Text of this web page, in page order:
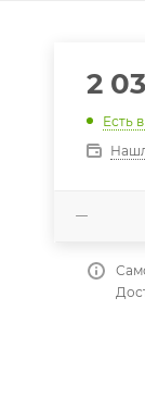
2
Есть